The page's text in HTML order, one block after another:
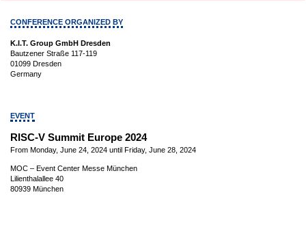
CONFERENCE ORGANIZED BY
K.I.T. Group GmbH Dresden
Bautzener Straße 117-119
01099 Dresden
Germany
EVENT
RISC-V Summit Europe 2024
From Monday, June 24, 2024 until Friday, June 28, 2024
MOC – Event Center Messe München
Lilienthalallee 40
80939 München